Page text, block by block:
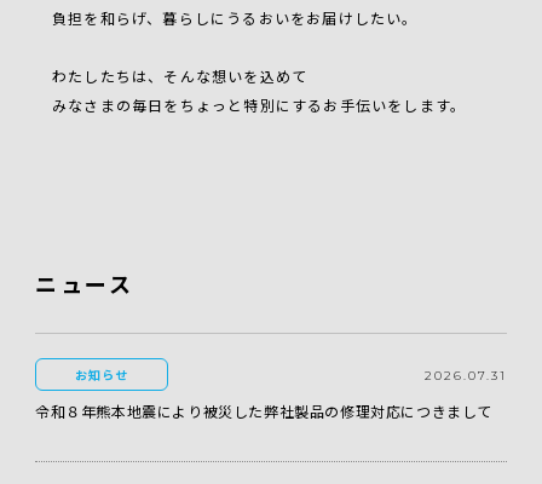
負担を和らげ、暮らしにうるおいをお届けしたい。
わたしたちは、そんな想いを込めて
みなさまの毎日をちょっと特別にするお手伝いをします。
ニュース
お知らせ 2026.07.31
令和８年熊本地震により被災した弊社製品の修理対応につきまして